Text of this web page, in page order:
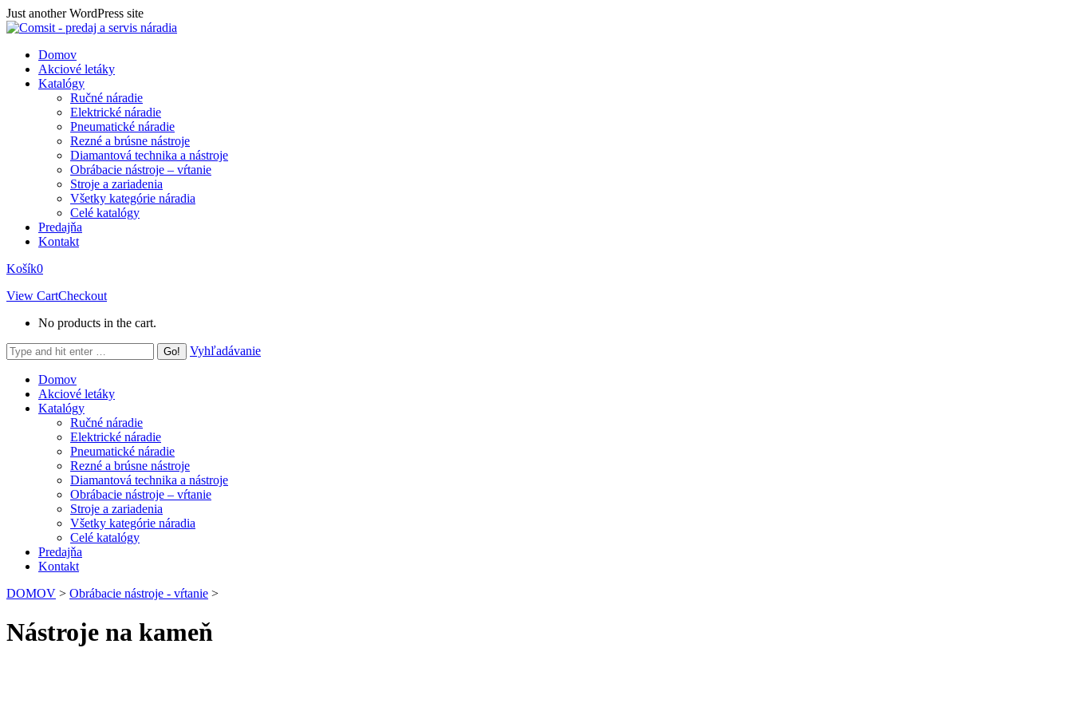
Skip
to
Just another WordPress site
Domov
Akciové letáky
Katalógy
Ručné náradie
Elektrické náradie
Pneumatické náradie
Rezné a brúsne nástroje
Diamantová technika a nástroje
Obrábacie nástroje – vŕtanie
Stroje a zariadenia
Všetky kategórie náradia
Celé katalógy
Predajňa
Kontakt
Košík0
View CartCheckout
No products in the cart.
Search:
Vyhľadávanie
Domov
Akciové letáky
Katalógy
Ručné náradie
Elektrické náradie
Pneumatické náradie
Rezné a brúsne nástroje
Diamantová technika a nástroje
Obrábacie nástroje – vŕtanie
Stroje a zariadenia
Všetky kategórie náradia
Celé katalógy
Predajňa
Kontakt
DOMOV > Obrábacie nástroje - vŕtanie >
Nástroje na kameň